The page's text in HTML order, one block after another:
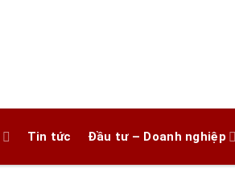
Tin tức Đầu tư – Doanh nghiệp